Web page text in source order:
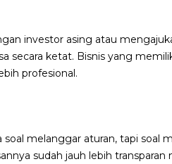
investor asing atau
secara ketat. Bisnis yang
profesional.
melanggar aturan, tapi soal
sudah jauh lebih transparan